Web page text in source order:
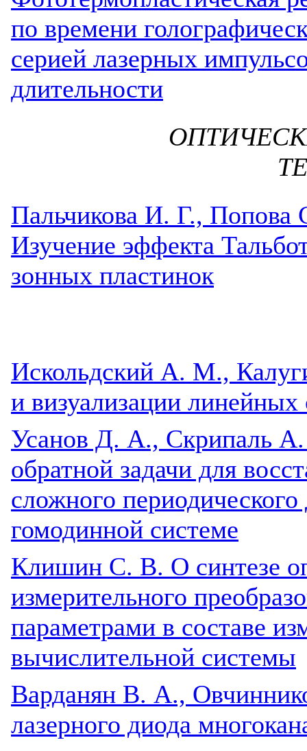
по времени
серией лазерных
длительности
Пальчикова И. Г.,
Изучение эффекта
зонных пластинок
Искольдский А. М.,
и визуализации линейных
Усанов Д. А., Скрипаль
обратной задачи для
сложного
гомодинной системе
Клишин С. В. О синтезе
измерительного
параметрами в составе
вычислительной системы
Варданян В. А.,
лазерного диода